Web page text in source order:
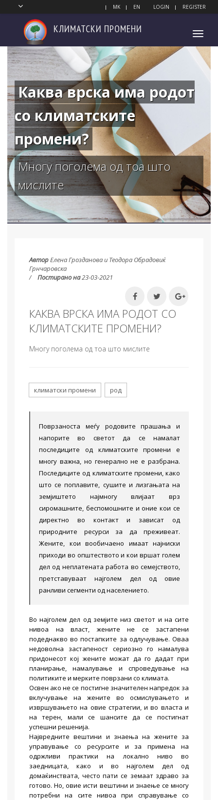
MK EN LOGIN REGISTER
Toggle
КЛИМАТСКИ ПРОМЕНИ
Каква врска има родот
со климатските
промени?
Многу поголема од тоа што
мислите
АвторЕлена Грозданова и Теодора Обрадовиќ
Грнчаровска
Постирано на23-03-2021
КАКВА ВРСКА ИМА РОДОТ СО
КЛИМАТСКИТЕ ПРОМЕНИ?
Многу поголема од тоа што мислите
климатски промени род
Поврзаноста меѓу родовите прашања и
напорите во светот да се намалат
последиците од климатските промени е
многу важна, но генерално не е разбрана.
Последиците од климатските промени, како
што се поплавите, сушите и лизгањата на
земјиштето најмногу влијаат врз
сиромашните, беспомошните и оние кои се
директно во контакт и зависат од
природните ресурси за да преживеат.
Жените, кои вообичаено имаат најниски
приходи во општеството и кои вршат голем
дел од неплатената работа во семејството,
претставуваат најголем дел од овие
ранливи сегменти од населението.
Во најголем дел од земјите низ светот и на сите
нивоа на власт, жените не се застапени
подеднакво во постапките за одлучување. Оваа
недоволна застапеност сериозно го намалува
придонесот кој жените можат да го дадат при
планирање, намалување и спроведување на
политиките и мерките поврзани со климата.
Освен ако не се постигне значителен напредок за
вклучување на жените во осмислувањето и
извршувањето на овие стратегии, и во власта и
на терен, мали се шансите да се постигнат
успешни решенија.
Највредните вештини и знаења на жените за
управување со ресурсите и за примена на
одржливи практики на локално ниво во
заедницата, како и во најголем дел од
домаќинствата, често пати се земаат здраво за
готово. Но, овие исти вештини и знаење се многу
потребни на сите нивоа при справување со